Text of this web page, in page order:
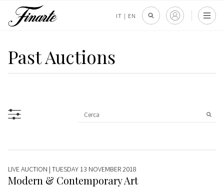
IT | EN
Past Auctions
LIVE AUCTION | TUESDAY 13 NOVEMBER 2018
Modern & Contemporary Art